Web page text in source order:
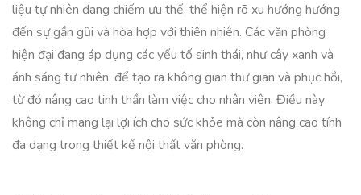
liệu tự nhiên đang chiếm ưu thế, thể hiện rõ xu hướng hướng
đến sự gần gũi và hòa hợp với thiên nhiên. Các văn phòng
hiện đại đang áp dụng các yếu tố sinh thái, như cây xanh và
ánh sáng tự nhiên, để tạo ra không gian thư giãn và phục hồi,
từ đó nâng cao tinh thần làm việc cho nhân viên. Điều này
không chỉ mang lại lợi ích cho sức khỏe mà còn nâng cao tính
đa dạng trong thiết kế nội thất văn phòng.